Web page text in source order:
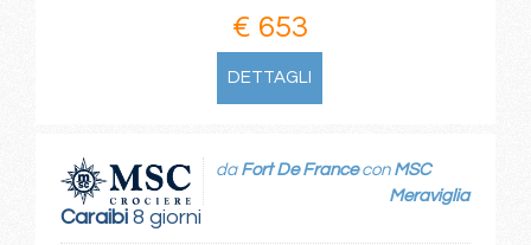
€ 653
DETTAGLI
Caraibi8 giorni
da Fort De Francecon MSC
Meraviglia